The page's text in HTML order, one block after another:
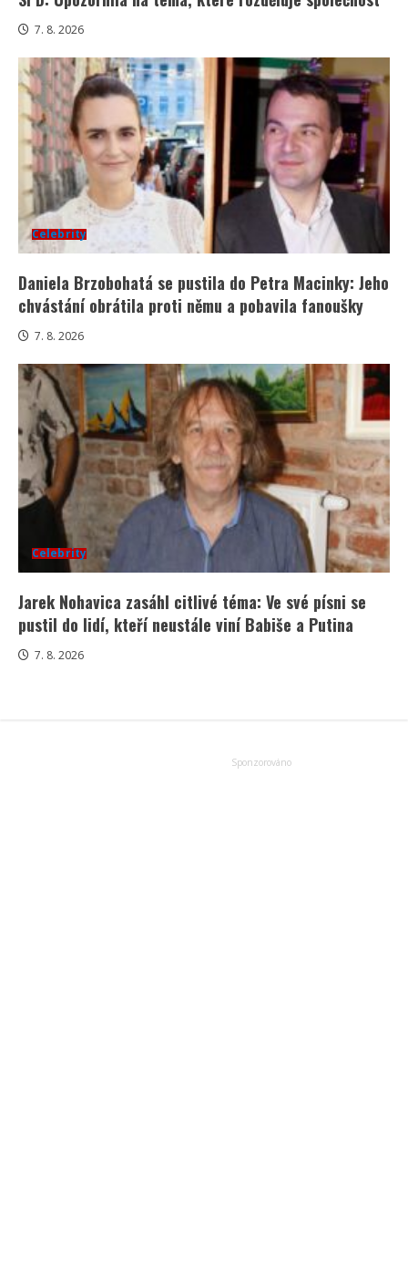
7. 8. 2026
Celebrity
Daniela Brzobohatá se pustila do Petra Macinky: Jeho
chvástání obrátila proti němu a pobavila fanoušky
7. 8. 2026
Celebrity
Jarek Nohavica zasáhl citlivé téma: Ve své písni se
pustil do lidí, kteří neustále viní Babiše a Putina
7. 8. 2026